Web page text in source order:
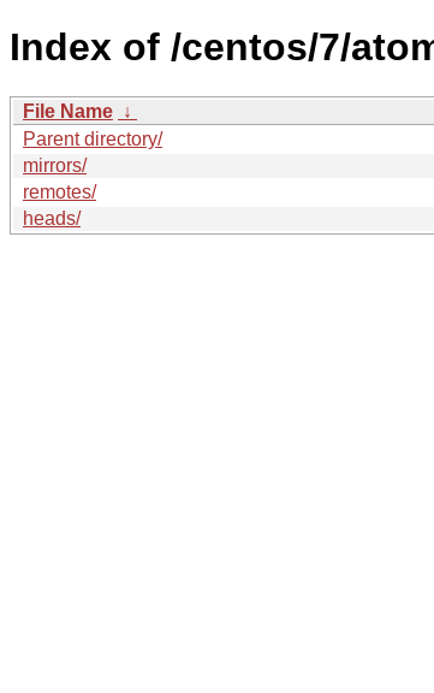
Index of /centos/7/
File Name ↓
Parent directory/
mirrors/
remotes/
heads/